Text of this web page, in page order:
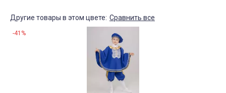
Другие товары в этом цвете: Сравнить все
-41%